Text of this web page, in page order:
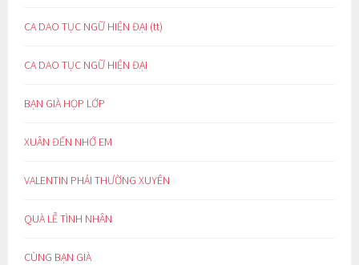
CA DAO TỤC NGỮ HIỆN ĐẠI (tt)
CA DAO TỤC NGỮ HIỆN ĐẠI
BẠN GIÀ HỌP LỚP
XUÂN ĐẾN NHỚ EM
VALENTIN PHẢI THƯỜNG XUYÊN
QUÀ LỄ TÌNH NHÂN
CÙNG BẠN GIÀ